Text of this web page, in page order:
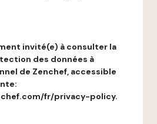
invité(e) à consulter la
des données à
de Zenchef, accessible
fr/privacy-policy.